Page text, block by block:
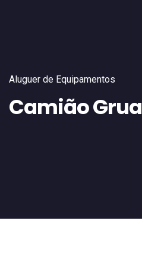
Aluguer de Equipamentos
Camião Grua